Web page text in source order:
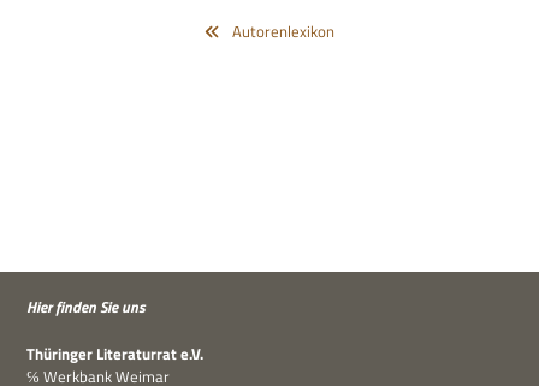
Autorenlexikon
Hier fin­den Sie uns
Thü­rin­ger Lite­ra­tur­rat e.V.
℅ Werk­bank Weimar